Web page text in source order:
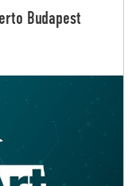
Budapest